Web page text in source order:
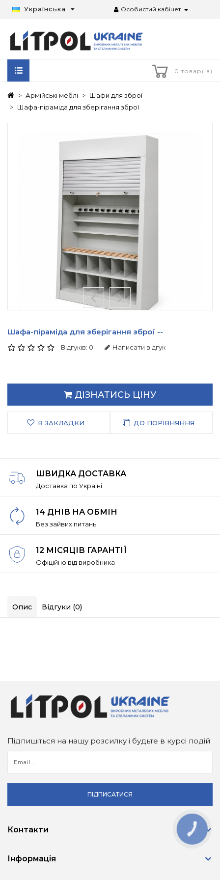
Українська Особистий кабінет
0 товар(ів)
Армійські меблі
Шафи для зброї
Шафа-піраміда для зберігання зброї
Шафа-піраміда для зберігання зброї --
Відгуків: 0 Написати відгук
ДІЗНАТИСЬ ЦІНУ
В ЗАКЛАДКИ ДО ПОРІВНЯННЯ
ШВИДКА ДОСТАВКА
Доставка по Україні
14 ДНІВ НА ОБМІН
Без зайвих питань.
12 МІСЯЦІВ ГАРАНТІЇ
Офіційно від виробника
Опис Відгуки (0)
Підпишіться на нашу розсилку і будьте в курсі подій
ПІДПИСАТИСЯ
Контакти
Інформація
КНОПКА
ЗВ'ЯЗКУ